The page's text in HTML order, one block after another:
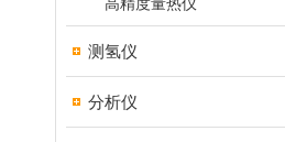
测氢仪
分析仪